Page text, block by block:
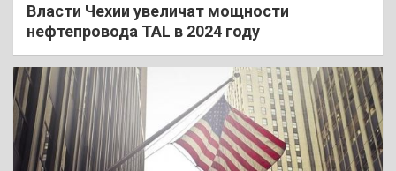
Власти Чехии увеличат мощности
нефтепровода TAL в 2024 году